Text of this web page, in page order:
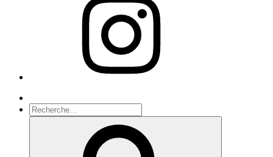
Recherche
pour